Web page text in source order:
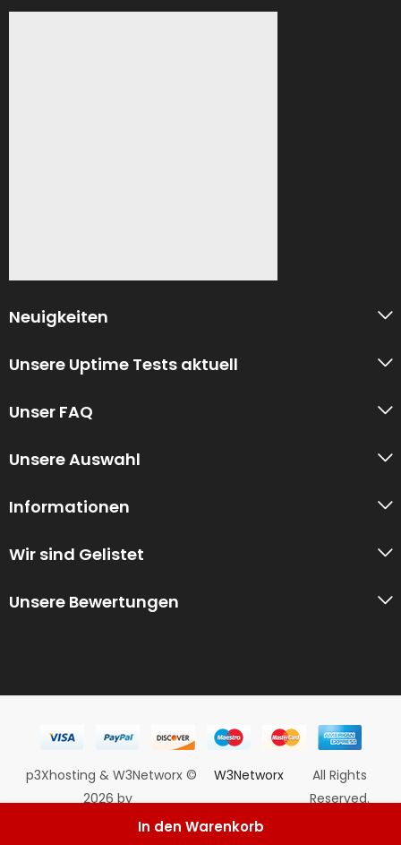
In den Warenkorb
Neuigkeiten
Unsere Uptime Tests aktuell
Unser FAQ
Unsere Auswahl
Informationen
Wir sind Gelistet
Unsere Bewertungen
p3Xhosting & W3Networx ©
2026 by
W3Networx
All Rights
Reserved.